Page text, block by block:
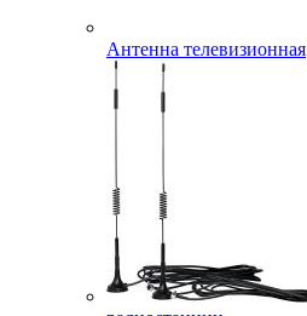
Антенна телевизионная